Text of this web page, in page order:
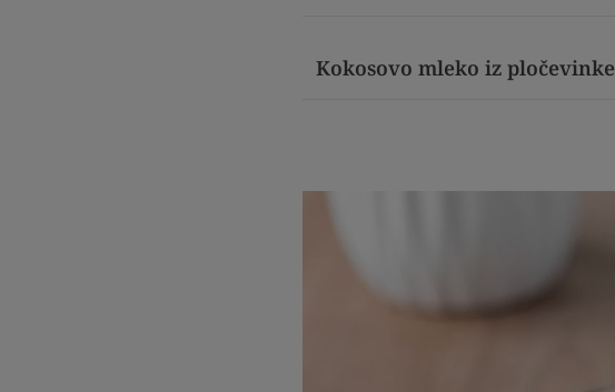
Kokosovo mleko iz pločevinke